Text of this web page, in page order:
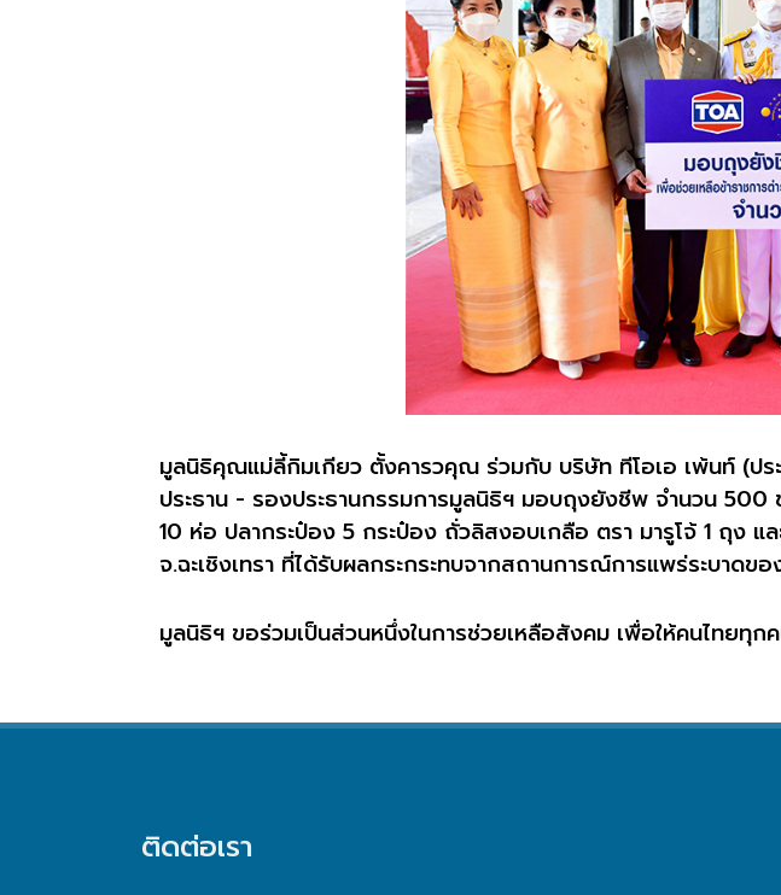
มูลนิธิคุณแม่ลี้กิมเกียว ตั้งคารวคุณ ร่วมกับ บริษัท ทีโอเอ เพ้นท์ (ป
ประธาน - รองประธานกรรมการมูลนิธิฯ มอบถุงยังชีพ จำนวน 500
10 ห่อ ปลากระป๋อง 5 กระป๋อง ถั่วลิสงอบเกลือ ตรา มารูโจ้ 1 ถุง แ
จ.ฉะเชิงเทรา ที่ได้รับผลกระกระทบจากสถานการณ์การแพร่ระบาดขอ
มูลนิธิฯ ขอร่วมเป็นส่วนหนึ่งในการช่วยเหลือสังคม เพื่อให้คนไทยทุ
ติดต่อเรา